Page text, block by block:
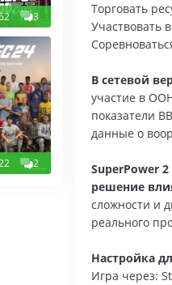
3
2
Торговать
Участвовать
В сетевой
участие в
показатели
данные о
SuperPower
решение
сложности и
реального
Настройка
Игра через: